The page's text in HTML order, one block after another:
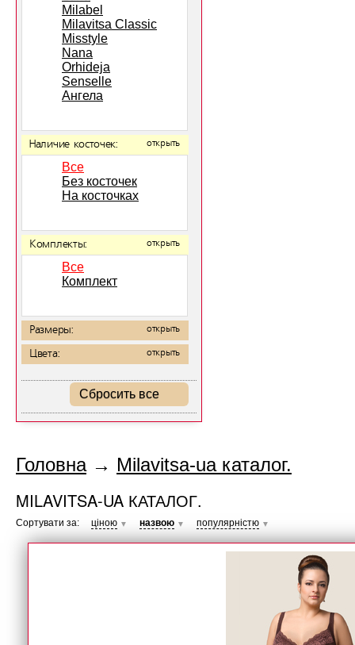
Milabel
Milavitsa Classic
Misstyle
Nana
Orhideja
Senselle
Ангела
Наличие косточек: открыть
Все
Без косточек
На косточках
Комплекты: открыть
Все
Комплект
Размеры: открыть
Цвета: открыть
Сбросить все
Головна→ Milavitsa-ua каталог.
MILAVITSA-UA КАТАЛОГ.
Сортувати за: ціною ▼ назвою ▼ популярністю ▼